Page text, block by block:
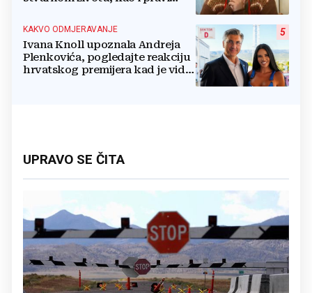
5
KAKVO ODMJERAVANJE
Ivana Knoll upoznala Andreja
Plenkovića, pogledajte reakciju
hrvatskog premijera kad je vidio
UPRAVO SE ČITA